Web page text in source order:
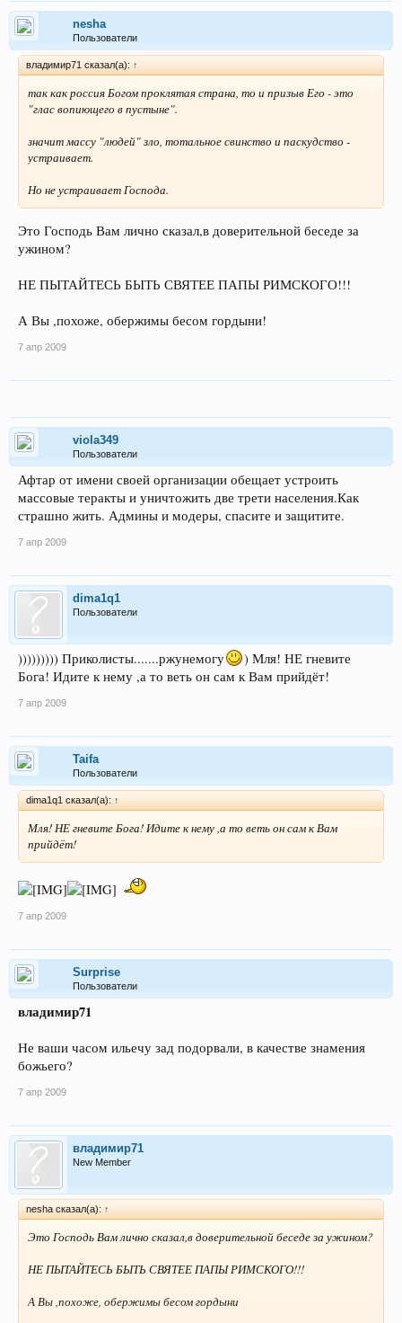
nesha
Пользователи
владимир71 сказал(а): ↑
так как россия Богом проклятая страна, то и призыв Его - это
"глас вопиющего в пустыне".
значит массу "людей" зло, тотальное свинство и паскудство -
устраивает.
Но не устраивает Господа.
Это Господь Вам лично сказал,в доверительной беседе за
ужином?
НЕ ПЫТАЙТЕСЬ БЫТЬ СВЯТЕЕ ПАПЫ РИМСКОГО!!!
А Вы ,похоже, обержимы бесом гордыни!
7 апр 2009
viola349
Пользователи
Афтар от имени своей организации обещает устроить
массовые теракты и уничтожить две трети населения.Как
страшно жить. Админы и модеры, спасите и защитите.
7 апр 2009
dima1q1
Пользователи
))))))))) Приколисты.......ржунемогу
) Мля! НЕ гневите
Бога! Идите к нему ,а то веть он сам к Вам прийдёт!
7 апр 2009
Taifa
Пользователи
dima1q1 сказал(а): ↑
Мля! НЕ гневите Бога! Идите к нему ,а то веть он сам к Вам
прийдёт!
7 апр 2009
Surprise
Пользователи
владимир71
Не ваши часом ильечу зад подорвали, в качестве знамения
божьего?
7 апр 2009
владимир71
New Member
nesha сказал(а): ↑
Это Господь Вам лично сказал,в доверительной беседе за ужином?
НЕ ПЫТАЙТЕСЬ БЫТЬ СВЯТЕЕ ПАПЫ РИМСКОГО!!!
А Вы ,похоже, обержимы бесом гордыни